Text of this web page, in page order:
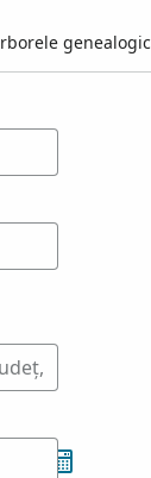
genealogic